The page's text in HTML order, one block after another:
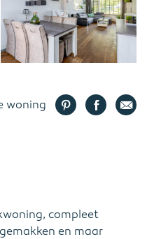
woning
compleet
en maar